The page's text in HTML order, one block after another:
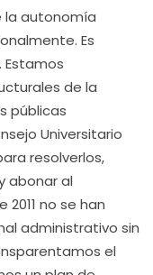
la autonomía
Es
Estamos
de la
públicas
Universitario
resolverlos,
abonar al
no se han
administrativo sin
el